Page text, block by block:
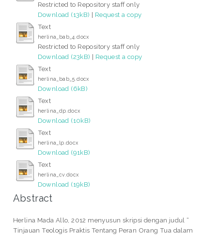
Restricted to Repository staff only
Download (13kB) | Request a copy
Text
herlina_bab_4.docx
Restricted to Repository staff only
Download (23kB) | Request a copy
Text
herlina_bab_5.docx
Download (6kB)
Text
herlina_dp.docx
Download (10kB)
Text
herlina_lp.docx
Download (91kB)
Text
herlina_cv.docx
Download (19kB)
Abstract
Herlina Mada Allo, 2012 menyusun skripsi dengan judul “
Tinjauan Teologis Praktis Tentang Peran Orang Tua dalam